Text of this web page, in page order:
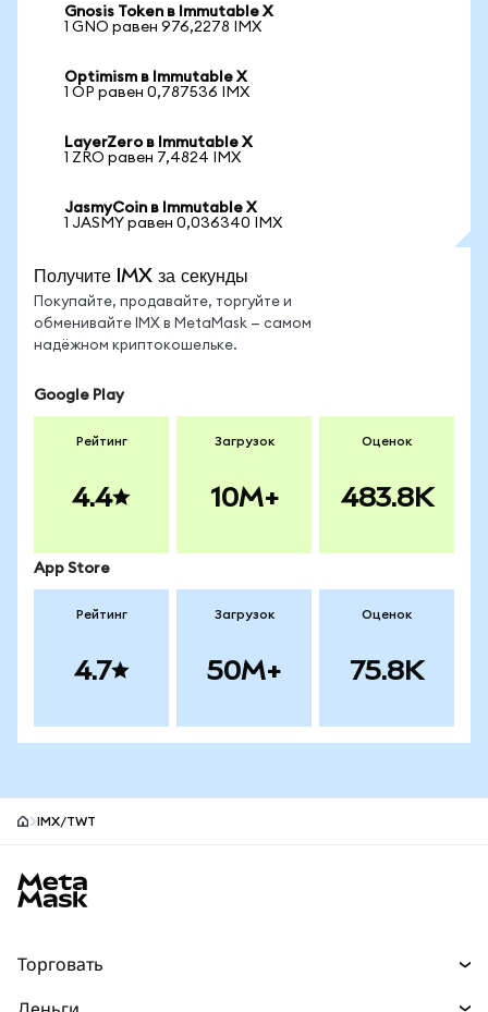
Gnosis Token в Immutable X
1 GNO равен 976,2278 IMX
Optimism в Immutable X
1 OP равен 0,787536 IMX
LayerZero в Immutable X
1 ZRO равен 7,4824 IMX
JasmyCoin в Immutable X
1 JASMY равен 0,036340 IMX
Получите IMX за секунды
Покупайте, продавайте, торгуйте и
обменивайте IMX в MetaMask — самом
надёжном криптокошельке.
Google Play
Рейтинг
4.4
Загрузок
10M+
Оценок
483.8K
App Store
Рейтинг
4.7
Загрузок
50M+
Оценок
75.8K
IMX/TWT
Торговать